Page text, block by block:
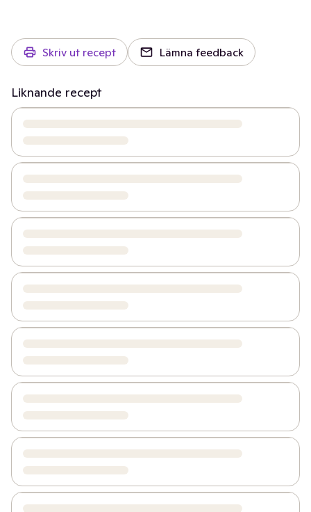
Skriv ut recept Lämna feedback
Liknande recept